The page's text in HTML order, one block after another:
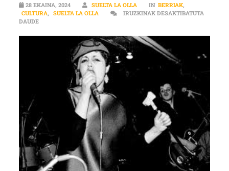
28 EKAINA, 2024 SUELTA LA OLLA IN BERRIAK,
CULTURA, SUELTA LA OLLA
IRUZKINAK DESAKTIBATUTA
DAUDE[:ES]MÚSICA | POLY STYRENE SARRERAN